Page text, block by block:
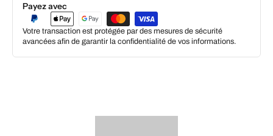
Payez avec
Votre transaction est protégée par des mesures de sécurité
avancées afin de garantir la confidentialité de vos informations.